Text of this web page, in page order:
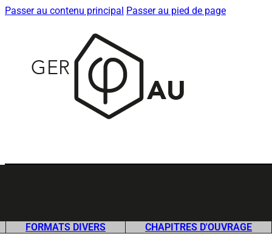
Passer au contenu principal Passer au pied de page
FORMATS DIVERS CHAPITRES D'OUVRAGE